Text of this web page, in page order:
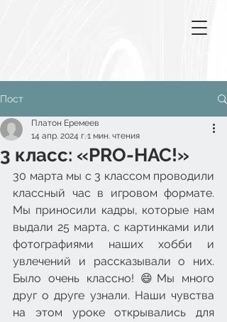
Пост
3 класс: «PRO-НАС!»
Платон Еремеев
14 апр. 2024 г.1 мин. чтения
30 марта мы с 3 классом проводили
классный час в игровом формате.
Мы приносили кадры, которые нам
выдали 25 марта, с картинками или
фотографиями наших хобби и
увлечений и рассказывали о них.
Было очень классно! 😄Мы много
друг о друге узнали. Наши чувства
на этом уроке открывались для